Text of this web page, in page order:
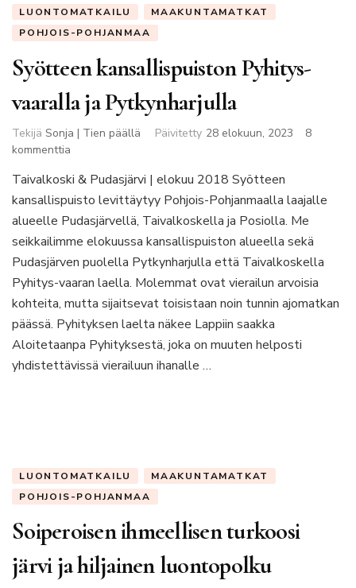
LUONTOMATKAILU
MAAKUNTAMATKAT
POHJOIS-POHJANMAA
Syötteen kansallispuiston Pyhitys-
vaaralla ja Pytkynharjulla
Tekijä Sonja | Tien päällä Päivitetty 28 elokuun, 2023
8
kommenttia
kansallispuiston
Pyhitys-
vaaralla
Pytkynharjulla
Taivalkoski & Pudasjärvi | elokuu 2018 Syötteen
kansallispuisto levittäytyy Pohjois-Pohjanmaalla laajalle
alueelle Pudasjärvellä, Taivalkoskella ja Posiolla. Me
seikkailimme elokuussa kansallispuiston alueella sekä
Pudasjärven puolella Pytkynharjulla että Taivalkoskella
Pyhitys-vaaran laella. Molemmat ovat vierailun arvoisia
kohteita, mutta sijaitsevat toisistaan noin tunnin ajomatkan
päässä. Pyhityksen laelta näkee Lappiin saakka
Aloitetaanpa Pyhityksestä, joka on muuten helposti
yhdistettävissä vierailuun ihanalle …
LUONTOMATKAILU
MAAKUNTAMATKAT
POHJOIS-POHJANMAA
Soiperoisen ihmeellisen turkoosi
järvi ja hiljainen luontopolku